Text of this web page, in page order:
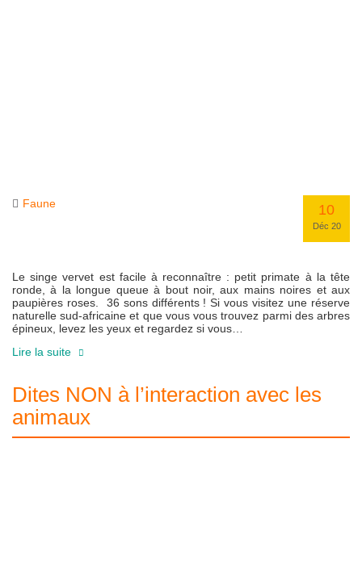
Faune 10
Déc 20
Le singe vervet est facile à reconnaître : petit primate à la tête
ronde, à la longue queue à bout noir, aux mains noires et aux
paupières roses. 36 sons différents ! Si vous visitez une réserve
naturelle sud-africaine et que vous vous trouvez parmi des arbres
épineux, levez les yeux et regardez si vous…
Lire la suite
Dites NON à l’interaction avec les
animaux